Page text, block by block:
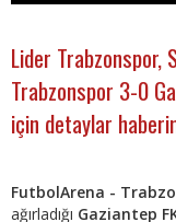
Lider Trabzonspor,
Trabzonspor 3-0
için detaylar
FutbolArena -
ağırladığı Gaziantep